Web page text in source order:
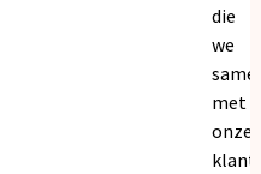
die
we
met
onze